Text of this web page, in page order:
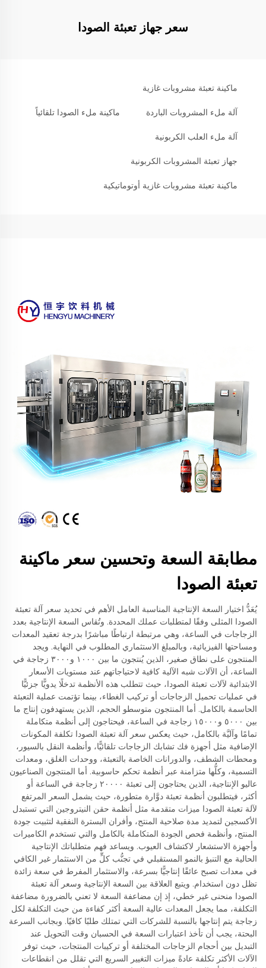
سعر جهاز تعبئة الصودا
ماكينة تعبئة مشروبات غازية
آلة ملء المشروبات الباردة ماكينة ملء الصودا تلقائياً
آلة ملء العلب الكربونية
جهاز تعبئة المشروبات الكربونية
ماكينة تعبئة مشروبات غازية أوتوماتيكية
مطابقة السعة وتحسين سعر ماكينة
تعبئة الصودا
يُعَدُّ اختيار السعة الإنتاجية المناسبة العامل الأهم في تحديد سعر آلة تعبئة
الصودا المثلى وفقًا لمتطلبات عملك المحددة. وتُقاس السعة الإنتاجية بعدد
الزجاجات في الساعة، وهي مرتبطة ارتباطًا مباشرًا بدرجة تعقيد المعدات
ومساحتها الفيزيائية، وبالمبلغ الاستثماري المطلوب في النهاية. ويجد
المنتجون على نطاق صغير، الذين يُنتجون ما بين ١٠٠٠ و٣٠٠٠ زجاجة في
الساعة، أن الآلات شبه الآلية كافية لاحتياجاتهم عند مستويات الأسعار
الابتدائية لآلات تعبئة الصودا، حيث تتطلب هذه الأنظمة تدخلًا يدويًّا جزئيًّا
في عمليات تحميل الزجاجات أو تركيب الغطاء، بينما تؤتمت عملية التعبئة
الحاسمة بالكامل. أما المنتجون متوسطو الحجم، الذين يستهدفون إنتاج ما
بين ٥٠٠٠ و١٥٠٠٠ زجاجة في الساعة، فيحتاجون إلى أنظمة متكاملة
تمامًا وآليَّة بالكامل، حيث يعكس سعر آلة تعبئة الصودا تكلفة المكونات
الإضافية مثل أجهزة فك تشابك الزجاجات تلقائيًّا، وأنظمة النقل بالسيور،
ومحطات الشطف، والدورانات الخاصة بالتعبئة، ووحدات الغلق، ومعدات
التسمية، وكلُّها متزامنة عبر أنظمة تحكم حاسوبية. أما المنتجون الصناعيون
عاليو الإنتاجية، الذين يحتاجون إلى تعبئة ٢٠٠٠٠ زجاجة في الساعة أو
أكثر، فيتطلبون أنظمة تعبئة دوَّارة متطورة، حيث يشمل السعر المرتفع
لآلة تعبئة الصودا ميزات متقدمة مثل أنظمة حقن النيتروجين التي تستبدل
الأكسجين لتمديد مدة صلاحية المنتج، وأفران البسترة النفقية لتثبيت جودة
المنتج، وأنظمة فحص الجودة المتكاملة بالكامل والتي تستخدم الكاميرات
وأجهزة الاستشعار لاكتشاف العيوب. ويساعد فهم متطلباتك الإنتاجية
الحالية مع التنبؤ بالنمو المستقبلي في تجنُّب كلٍّ من الاستثمار غير الكافي
في معدات تصبح عائقًا إنتاجيًّا بسرعة، والاستثمار المفرط في سعة زائدة
تظل دون استخدام. ويتبع العلاقة بين السعة الإنتاجية وسعر آلة تعبئة
الصودا منحنى غير خطي، إذ إن مضاعفة السعة لا تعني بالضرورة مضاعفة
التكلفة، مما يجعل المعدات عالية السعة أكثر كفاءة من حيث التكلفة لكل
زجاجة يتم إنتاجها بالنسبة للشركات التي تمتلك طلبًا كافيًا. وبجانب السرعة
البحتة، يجب أن تأخذ اعتبارات السعة في الحسبان وقت التحويل عند
التبديل بين أحجام الزجاجات المختلفة أو تركيبات المنتجات، حيث توفر
الآلات الأكثر تكلفة عادةً ميزات التغيير السريع التي تقلل من انقطاعات